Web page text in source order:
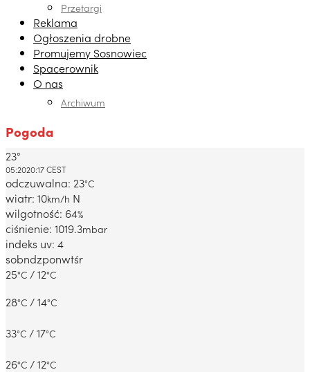
Przetargi
Reklama
Ogłoszenia drobne
Promujemy Sosnowiec
Spacerownik
O nas
Archiwum
Pogoda
Dabrowa Gornicza, PL
23°
05:2020:17 CEST
odczuwalna: 23°C
wiatr: 10km/h N
wilgotność: 64%
ciśnienie: 1019.3mbar
indeks uv: 4
sobndzponwtśr
25°C / 12°C
28°C / 14°C
33°C / 17°C
26°C / 12°C